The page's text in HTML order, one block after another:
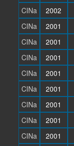
CINa
2002
CINa
2001
CINa
2001
CINa
2001
CINa
2001
CINa
2001
CINa
2001
CINa
2001
CINa
2001